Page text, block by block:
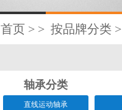
首页 > > 按品牌分类 >
轴承分类
直线运动轴承